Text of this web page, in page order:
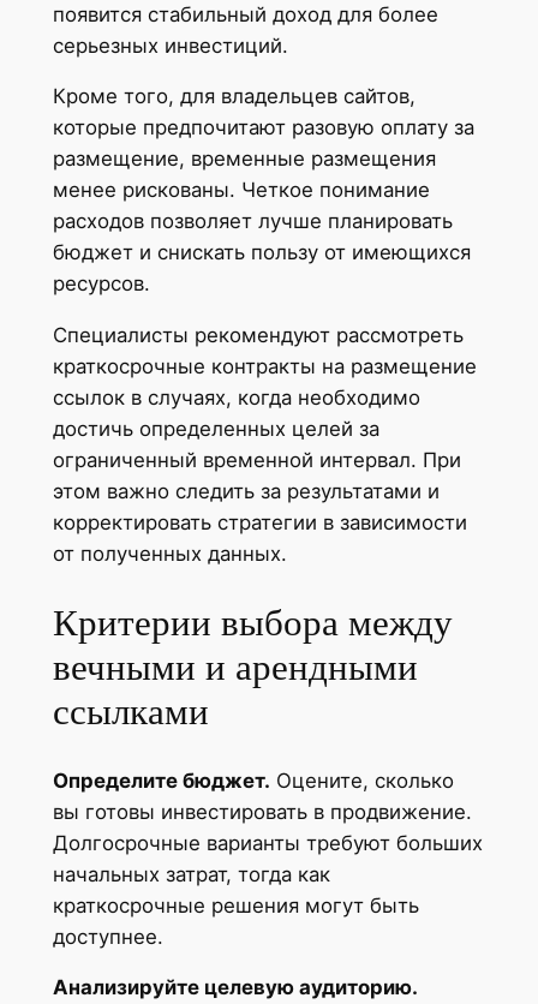
появится стабильный доход для более
серьезных инвестиций.
Кроме того, для владельцев сайтов,
которые предпочитают разовую оплату за
размещение, временные размещения
менее рискованы. Четкое понимание
расходов позволяет лучше планировать
бюджет и снискать пользу от имеющихся
ресурсов.
Специалисты рекомендуют рассмотреть
краткосрочные контракты на размещение
ссылок в случаях, когда необходимо
достичь определенных целей за
ограниченный временной интервал. При
этом важно следить за результатами и
корректировать стратегии в зависимости
от полученных данных.
Критерии выбора между
вечными и арендными
ссылками
Определите бюджет. Оцените, сколько
вы готовы инвестировать в продвижение.
Долгосрочные варианты требуют больших
начальных затрат, тогда как
краткосрочные решения могут быть
доступнее.
Анализируйте целевую аудиторию.